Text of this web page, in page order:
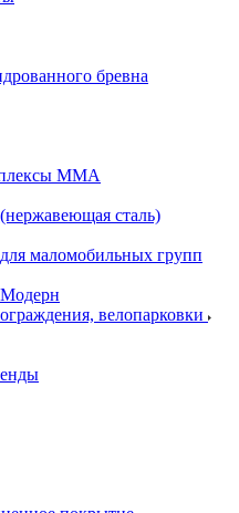
бревна
ММА
сталь)
маломобильных групп
велопарковки